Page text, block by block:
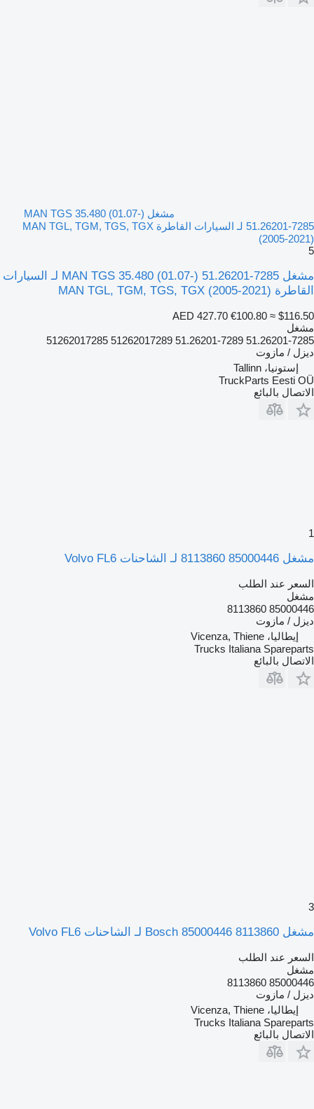
مشغل MAN TGS 35.480 (01.07-)
51.26201-7285 لـ السيارات القاطرة MAN TGL, TGM, TGS, TGX
(2005-2021)
5
مشغل MAN TGS 35.480 (01.07-) 51.26201-7285 لـ السيارات
القاطرة MAN TGL, TGM, TGS, TGX (2005-2021)
AED 427.70 €100.80 ≈ $116.50
مشغل
51.26201-7285 51.26201-7289 51262017289 51262017285
ديزل / مازوت
إستونيا، Tallinn
TruckParts Eesti OÜ
الاتصال بالبائع
1
مشغل 85000446 8113860 لـ الشاحنات Volvo FL6
السعر عند الطلب
مشغل
85000446 8113860
ديزل / مازوت
إيطاليا، Vicenza, Thiene
Trucks Italiana Spareparts
الاتصال بالبائع
3
مشغل Bosch 85000446 8113860 لـ الشاحنات Volvo FL6
السعر عند الطلب
مشغل
85000446 8113860
ديزل / مازوت
إيطاليا، Vicenza, Thiene
Trucks Italiana Spareparts
الاتصال بالبائع